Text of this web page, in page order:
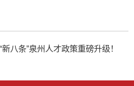
八条”泉州人才政策重磅升级！